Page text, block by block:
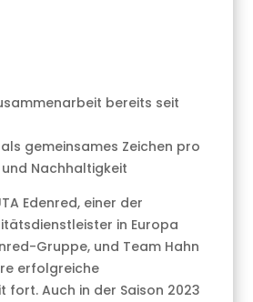
bereits seit
gemeinsames Zeichen pro
Nachhaltigkeit
Edenred, einer der
in Europa
Gruppe, und Team Hahn
erfolgreiche
fort. Auch in der Saison 2023